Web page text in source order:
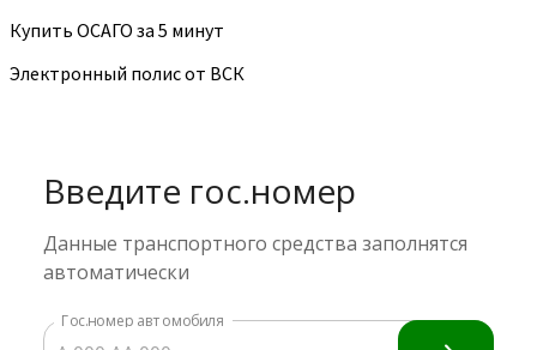
Купить ОСАГО за 5 минут
Электронный полис от ВСК